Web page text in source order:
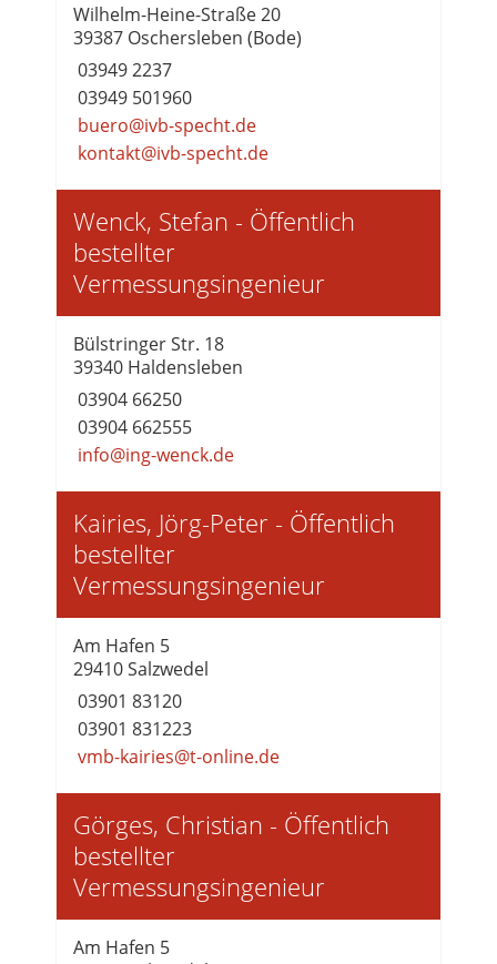
Wilhelm-Heine-Straße 20
39387 Oschersleben (Bode)
03949 2237
03949 501960
buero@ivb-specht.de
kontakt@ivb-specht.de
Wenck, Stefan - Öffentlich
bestellter
Vermessungsingenieur
Bülstringer Str. 18
39340 Haldensleben
03904 66250
03904 662555
info@ing-wenck.de
Kairies, Jörg-Peter - Öffentlich
bestellter
Vermessungsingenieur
Am Hafen 5
29410 Salzwedel
03901 83120
03901 831223
vmb-kairies@t-online.de
Görges, Christian - Öffentlich
bestellter
Vermessungsingenieur
Am Hafen 5